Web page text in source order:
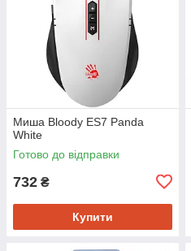
Миша Bloody ES7 Panda
White
Готово до відправки
732 ₴
Купити